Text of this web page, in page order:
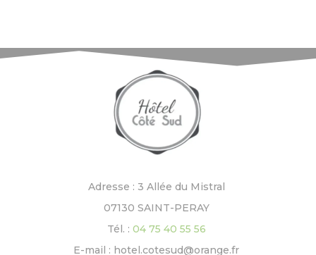
Adresse : 3 Allée du Mistral
07130 SAINT-PERAY
Tél. : 04 75 40 55 56
E-mail : hotel.cotesud@orange.fr